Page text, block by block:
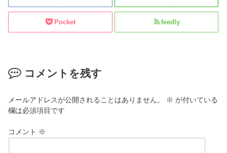
Pocket feedly
コメントを残す
メールアドレスが公開されることはありません。 ※ が付いている
欄は必須項目です
コメント ※